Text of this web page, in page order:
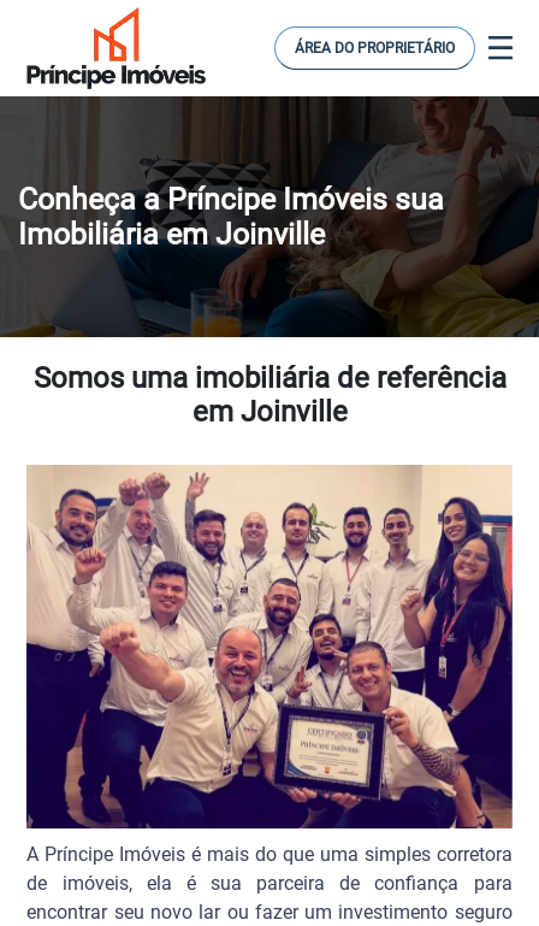
ÁREA DO PROPRIETÁRIO
Conheça a Príncipe Imóveis sua
Imobiliária em Joinville
Somos uma imobiliária de referência
em Joinville
A Príncipe Imóveis é mais do que uma simples corretora
de imóveis, ela é sua parceira de confiança para
encontrar seu novo lar ou fazer um investimento seguro